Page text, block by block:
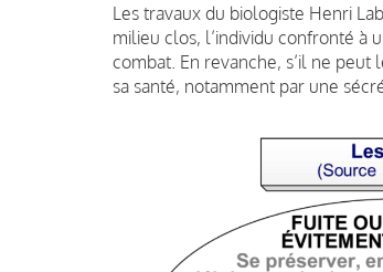
Les travaux du biologiste Henri
milieu clos, l’individu confronté à
combat. En revanche, s’il ne peut
sa santé, notamment par une